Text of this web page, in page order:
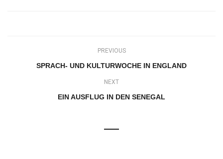
PREVIOUS
SPRACH- UND KULTURWOCHE IN ENGLAND
NEXT
EIN AUSFLUG IN DEN SENEGAL